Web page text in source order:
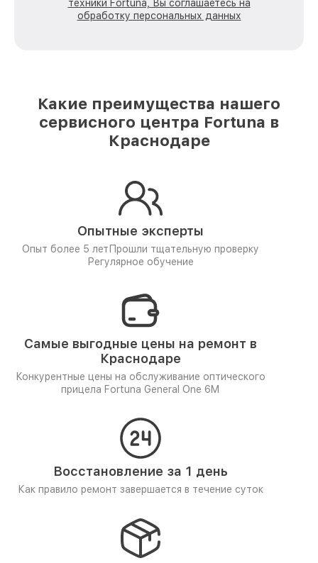
техники Fortuna, Вы соглашаетесь на
обработку персональных данных
Какие преимущества нашего
сервисного центра Fortuna в
Краснодаре
Опытные эксперты
Опыт более 5 лет Прошли тщательную проверку
Регулярное обучение
Самые выгодные цены на ремонт в
Краснодаре
Конкурентные цены на обслуживание оптического
прицела Fortuna General One 6M
Восстановление за 1 день
Как правило ремонт завершается в течение суток